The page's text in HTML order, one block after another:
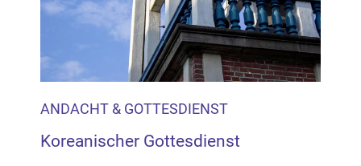
Näheres s. zur Datenschutzerklärung
Hier können Sie Ihre Cookie-
Einstellungen anpassen
ANDACHT & GOTTESDIENST
Koreanischer Gottesdienst